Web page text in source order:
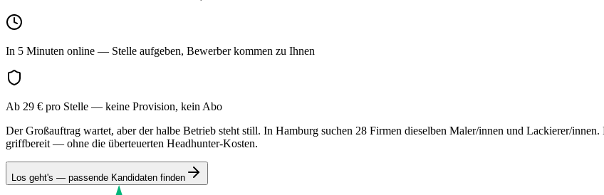
In 5 Minuten online — Stelle aufgeben, Bewerber kommen zu Ihnen
Ab 29 € pro Stelle — keine Provision, kein Abo
Der Großauftrag wartet, aber der halbe Betrieb steht still. In Hamburg suchen 28 Firmen dieselben Maler/innen und Lackierer/
griffbereit — ohne die überteuerten Headhunter-Kosten.
Los geht's — passende Kandidaten finden